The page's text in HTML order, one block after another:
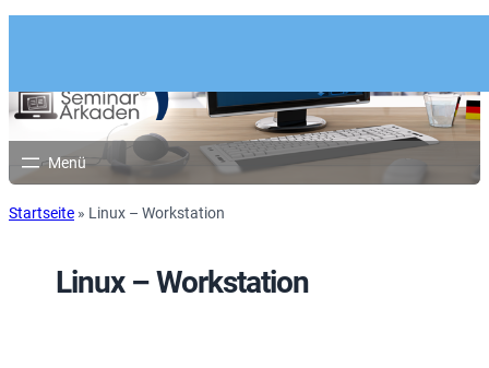
Startseite » Linux – Workstation
Linux – Workstation